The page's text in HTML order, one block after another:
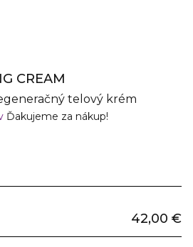
CREAM
telový krém
Ďakujeme za nákup!
42,00 €